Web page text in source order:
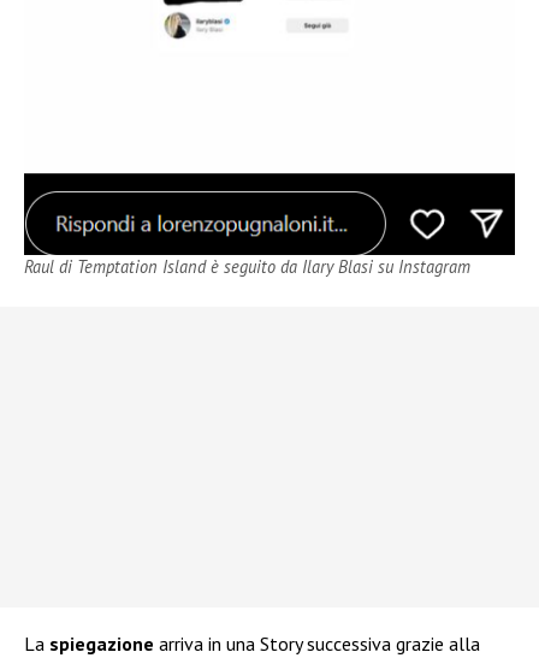
Raul di Temptation Island è seguito da Ilary Blasi su Instagram
La spiegazione arriva in una Story successiva grazie alla